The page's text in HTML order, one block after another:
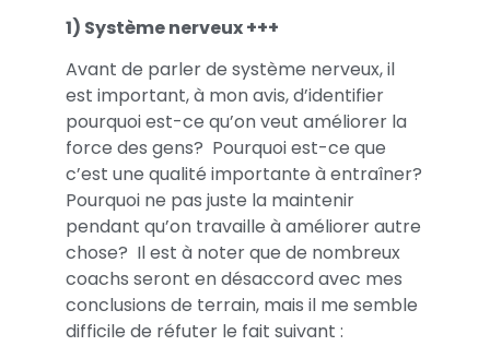
1) Système nerveux +++
Avant de parler de système nerveux, il
est important, à mon avis, d’identifier
pourquoi est-ce qu’on veut améliorer la
force des gens? Pourquoi est-ce que
c’est une qualité importante à entraîner?
Pourquoi ne pas juste la maintenir
pendant qu’on travaille à améliorer autre
chose? Il est à noter que de nombreux
coachs seront en désaccord avec mes
conclusions de terrain, mais il me semble
difficile de réfuter le fait suivant :